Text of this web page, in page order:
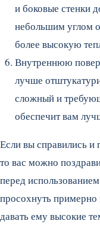
и боковые стенки
небольшим углом
более высокую
Внутреннюю
лучше
сложный и
обеспечит вам
Если вы справились
то вас можно
перед
просохнуть примерно
давать ему высокие